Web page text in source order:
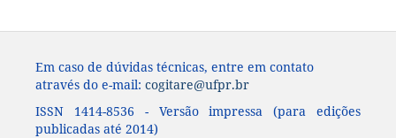
Em caso de dúvidas técnicas, entre em contato
através do e-mail: cogitare@ufpr.br
ISSN 1414-8536 - Versão impressa (para edições
publicadas até 2014)